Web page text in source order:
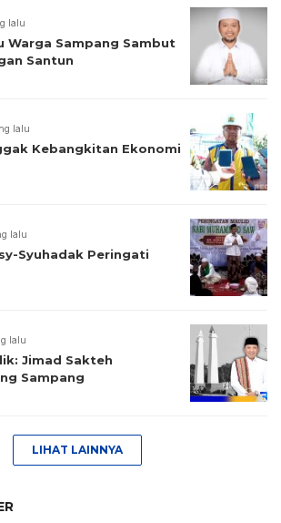
lalu
Warga Sampang Sambut
Santun
lalu
Kebangkitan Ekonomi
lalu
Syuhadak Peringati
lalu
Jimad Sakteh
Sampang
LIHAT LAINNYA